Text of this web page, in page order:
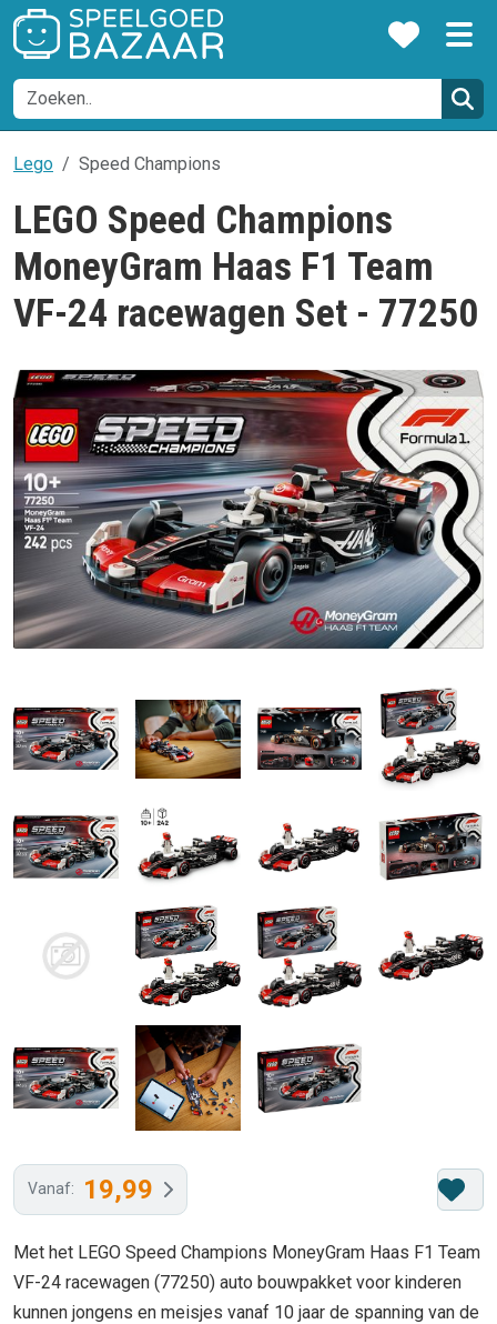
Lego Speed Champions
LEGO Speed Champions
MoneyGram Haas F1 Team
VF-24 racewagen Set - 77250
Vanaf: 19,99
Met het LEGO Speed Champions MoneyGram Haas F1 Team
VF-24 racewagen (77250) auto bouwpakket voor kinderen
kunnen jongens en meisjes vanaf 10 jaar de spanning van de